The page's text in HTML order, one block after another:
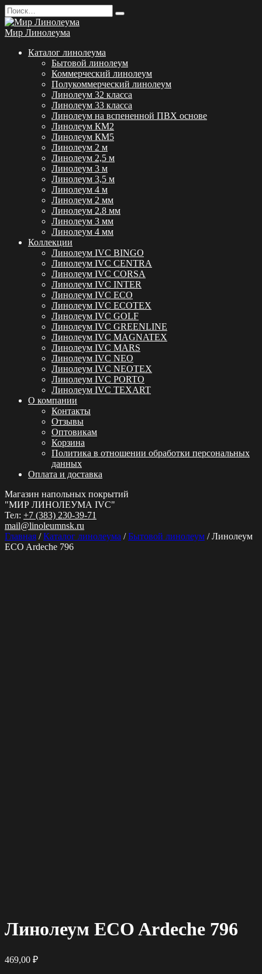
Перейти
к
содержанию
Search
for:
Мир Линолеума
Каталог линолеума
Бытовой линолеум
Коммерческий линолеум
Полукоммерческий линолеум
Линолеум 32 класса
Линолеум 33 класса
Линолеум на вспененной ПВХ основе
Линолеум КМ2
Линолеум КМ5
Линолеум 2 м
Линолеум 2,5 м
Линолеум 3 м
Линолеум 3,5 м
Линолеум 4 м
Линолеум 2 мм
Линолеум 2.8 мм
Линолеум 3 мм
Линолеум 4 мм
Коллекции
Линолеум IVC BINGO
Линолеум IVC CENTRA
Линолеум IVC CORSA
Линолеум IVC INTER
Линолеум IVC ECO
Линолеум IVC ECOTEX
Линолеум IVC GOLF
Линолеум IVC GREENLINE
Линолеум IVC MAGNATEX
Линолеум IVC MARS
Линолеум IVC NEO
Линолеум IVC NEOTEX
Линолеум IVC PORTO
Линолеум IVC TEXART
О компании
Контакты
Отзывы
Оптовикам
Корзина
Политика в отношении обработки персональных
данных
Оплата и доставка
Магазин напольных покрытий
"МИР ЛИНОЛЕУМА IVC"
Тел: +7 (383) 230-39-71
mail@linoleumnsk.ru
Главная /Каталог линолеума /Бытовой линолеум / Линолеум
ECO Ardeche 796
Линолеум ECO Ardeche 796
469,00 ₽